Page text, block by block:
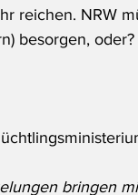
reichen. NRW
besorgen, oder?
bringen